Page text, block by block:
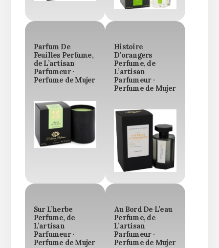
Parfum De
Feuilles Perfume,
de L’artisan
Parfumeur ·
Perfume de Mujer
Histoire
D’orangers
Perfume, de
L’artisan
Parfumeur ·
Perfume de Mujer
Sur L’herbe
Perfume, de
L’artisan
Parfumeur ·
Perfume de Mujer
Au Bord De L’eau
Perfume, de
L’artisan
Parfumeur ·
Perfume de Mujer